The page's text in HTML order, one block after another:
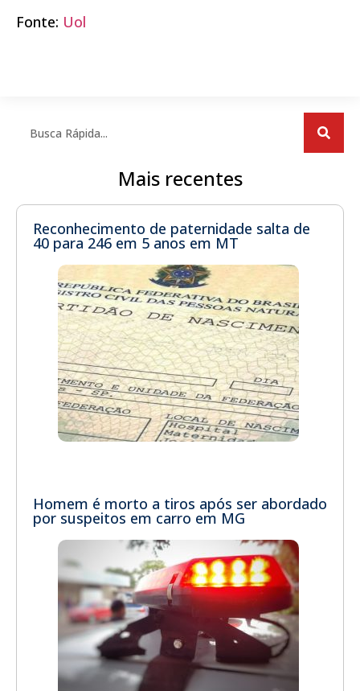
Fonte: Uol
Mais recentes
Reconhecimento de paternidade salta de
40 para 246 em 5 anos em MT
Homem é morto a tiros após ser abordado
por suspeitos em carro em MG